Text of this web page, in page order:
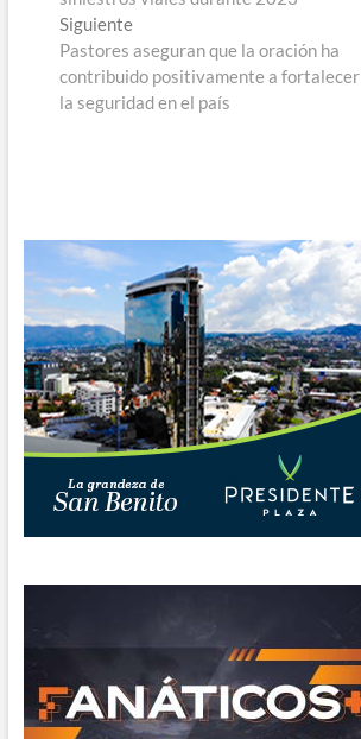
entradas
SiguienteEntrada
siguiente:
Pastores aseguran que la oración ha
contribuido positivamente a fortalecer
la seguridad en el país